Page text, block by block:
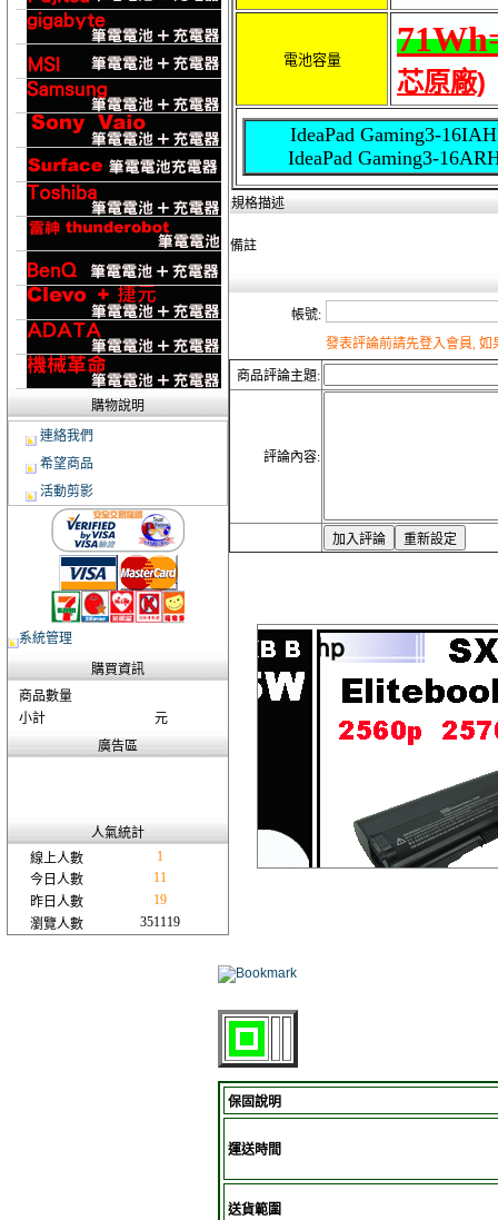
購物說明
連絡我們
希望商品
活動剪影
系統管理
購買資訊
商品數量
小計
元
廣告區
人氣統計
線上人數
1
今日人數
11
昨日人數
19
瀏覽人數
351119
電池容量
芯原廠)
IdeaPad Gaming3-
IdeaPad Gaming3-
規格描述
備註
帳號:
發表評論前請先登入會員,
商品評論主題:
評論內容:
保固說明
運送時間
送貨範圍